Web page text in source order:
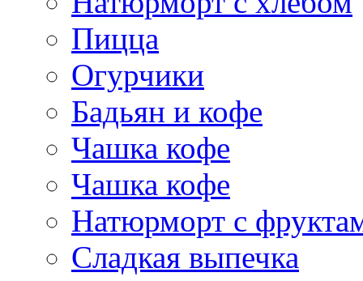
Пицца
Огурчики
Бадьян и кофе
Чашка кофе
Чашка кофе
Натюрморт с
Сладкая выпечка